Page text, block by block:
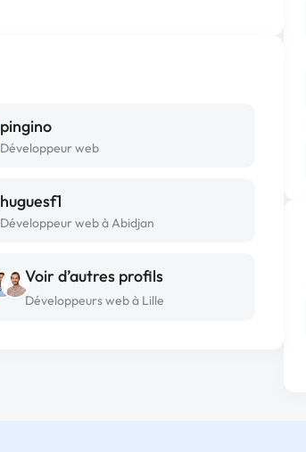
pingino
Développeur web
huguesf1
Développeur web à Abidjan
Voir d’autres profils
Développeurs web à Lille